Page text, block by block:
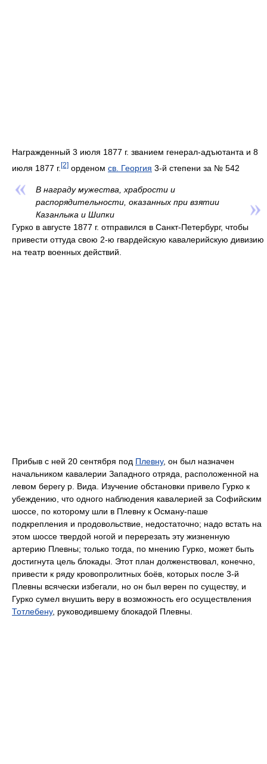
Награжденный 3 июля 1877 г. званием генерал-адъютанта и 8
июля 1877 г.[2] орденом св. Георгия 3-й степени за № 542
В награду мужества, храбрости и
распорядительности, оказанных при взятии
Казанлыка и Шипки
Гурко в августе 1877 г. отправился в Санкт-Петербург, чтобы
привести оттуда свою 2-ю гвардейскую кавалерийскую дивизию
на театр военных действий.
Прибыв с ней 20 сентября под Плевну, он был назначен
начальником кавалерии Западного отряда, расположенной на
левом берегу р. Вида. Изучение обстановки привело Гурко к
убеждению, что одного наблюдения кавалерией за Софийским
шоссе, по которому шли в Плевну к Осману-паше
подкрепления и продовольствие, недостаточно; надо встать на
этом шоссе твердой ногой и перерезать эту жизненную
артерию Плевны; только тогда, по мнению Гурко, может быть
достигнута цель блокады. Этот план долженствовал, конечно,
привести к ряду кровопролитных боёв, которых после 3-й
Плевны всячески избегали, но он был верен по существу, и
Гурко сумел внушить веру в возможность его осуществления
Тотлебену, руководившему блокадой Плевны.